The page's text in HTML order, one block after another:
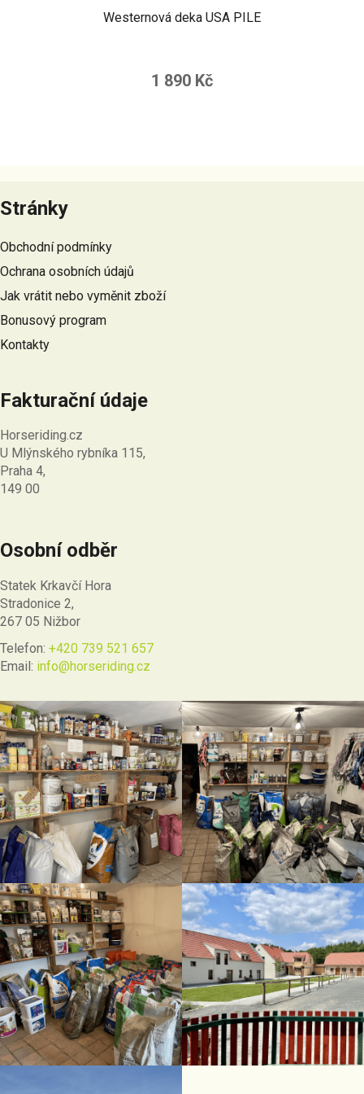
Westernová deka USA PILE
1 890 Kč
á
p
a
t
í
Stránky
Obchodní podmínky
Ochrana osobních údajů
Jak vrátit nebo vyměnit zboží
Bonusový program
Kontakty
Fakturační údaje
Horseriding.cz
U Mlýnského rybníka 115,
Praha 4,
149 00
Osobní odběr
Statek Krkavčí Hora
Stradonice 2,
267 05 Nižbor
Telefon: +420 739 521 657
Email: info@horseriding.cz